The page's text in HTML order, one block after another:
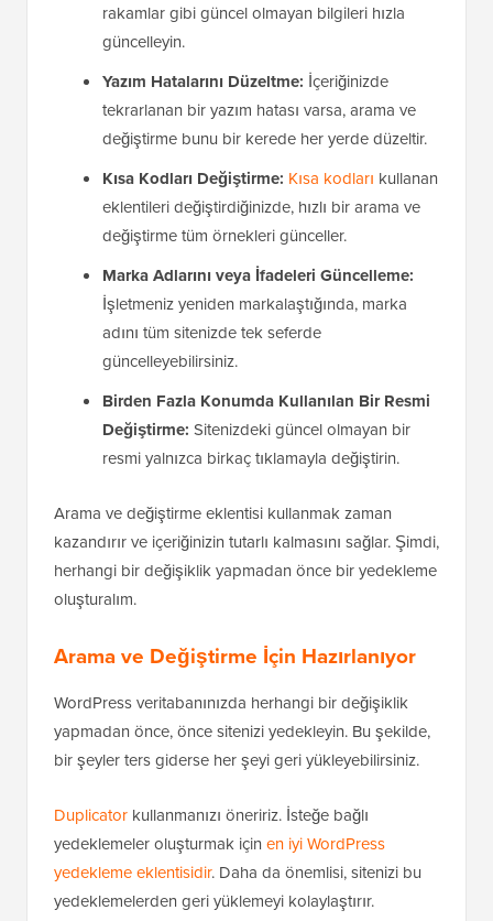
rakamlar gibi güncel olmayan bilgileri hızla
güncelleyin.
Yazım Hatalarını Düzeltme: İçeriğinizde
tekrarlanan bir yazım hatası varsa, arama ve
değiştirme bunu bir kerede her yerde düzeltir.
Kısa Kodları Değiştirme: Kısa kodları kullanan
eklentileri değiştirdiğinizde, hızlı bir arama ve
değiştirme tüm örnekleri günceller.
Marka Adlarını veya İfadeleri Güncelleme:
İşletmeniz yeniden markalaştığında, marka
adını tüm sitenizde tek seferde
güncelleyebilirsiniz.
Birden Fazla Konumda Kullanılan Bir Resmi
Değiştirme: Sitenizdeki güncel olmayan bir
resmi yalnızca birkaç tıklamayla değiştirin.
Arama ve değiştirme eklentisi kullanmak zaman
kazandırır ve içeriğinizin tutarlı kalmasını sağlar. Şimdi,
herhangi bir değişiklik yapmadan önce bir yedekleme
oluşturalım.
Arama ve Değiştirme İçin Hazırlanıyor
WordPress veritabanınızda herhangi bir değişiklik
yapmadan önce, önce sitenizi yedekleyin. Bu şekilde,
bir şeyler ters giderse her şeyi geri yükleyebilirsiniz.
Duplicator kullanmanızı öneririz. İsteğe bağlı
yedeklemeler oluşturmak için en iyi WordPress
yedekleme eklentisidir. Daha da önemlisi, sitenizi bu
yedeklemelerden geri yüklemeyi kolaylaştırır.